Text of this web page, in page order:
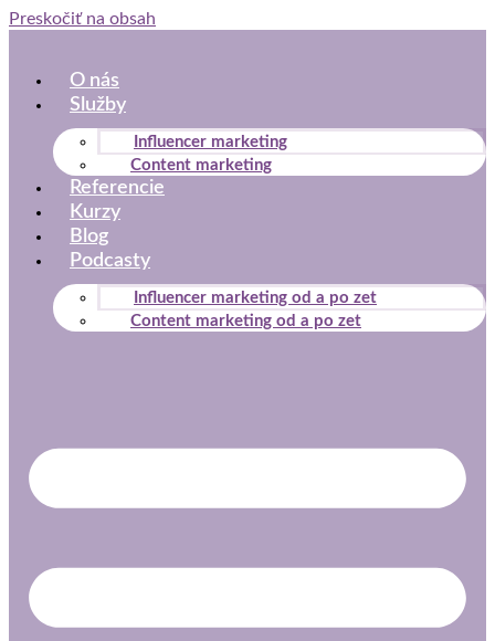
Preskočiť na obsah
O nás
Služby
Influencer marketing
Content marketing
Referencie
Kurzy
Blog
Podcasty
Influencer marketing od a po zet
Content marketing od a po zet